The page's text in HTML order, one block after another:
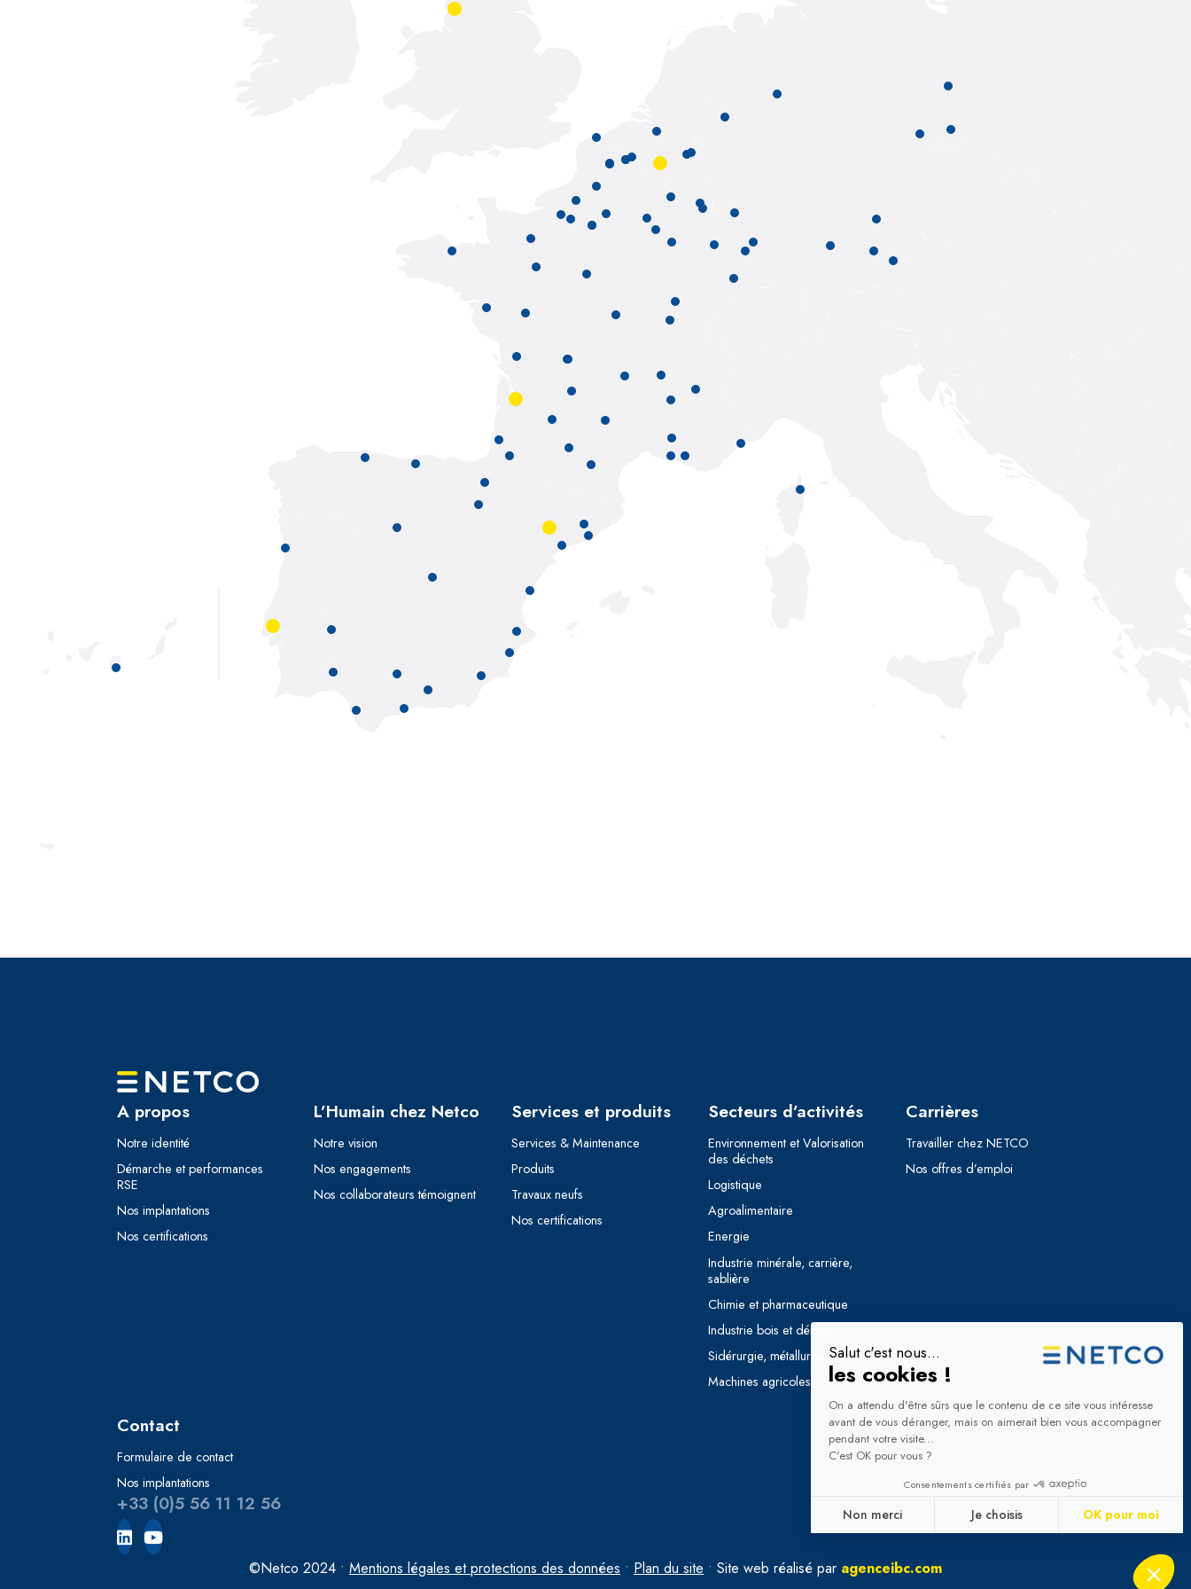
A propos
Notre identité
Démarche et performances
RSE
Nos implantations
Nos certifications
L’Humain chez Netco
Notre vision
Nos engagements
Nos collaborateurs témoignent
Services et produits
Services & Maintenance
Produits
Travaux neufs
Nos certifications
Secteurs d’activités
Environnement et Valorisation
des déchets
Logistique
Agroalimentaire
Energie
Industrie minérale, carrière,
sablière
Chimie et pharmaceutique
Industrie bois et dérivés
Sidérurgie, métallurgie
Machines agricoles
Carrières
Travailler chez NETCO
Nos offres d’emploi
Contact
Formulaire de contact
Nos implantations
+33 (0)5 56 11 12 56
©Netco 2024 • Mentions légales et protections des données • Plan du site • Site web réalisé par agenceibc.com